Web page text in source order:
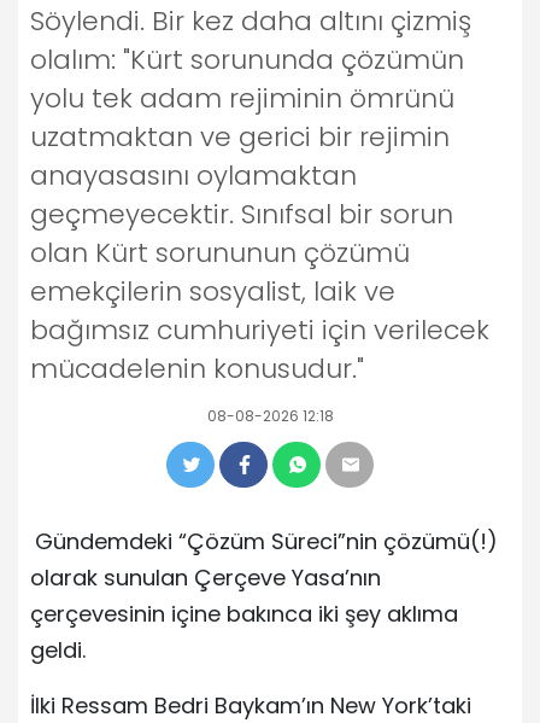
Söylendi. Bir kez daha altını çizmiş
olalım: "Kürt sorununda çözümün
yolu tek adam rejiminin ömrünü
uzatmaktan ve gerici bir rejimin
anayasasını oylamaktan
geçmeyecektir. Sınıfsal bir sorun
olan Kürt sorununun çözümü
emekçilerin sosyalist, laik ve
bağımsız cumhuriyeti için verilecek
mücadelenin konusudur."
08-08-2026 12:18
Gündemdeki “Çözüm Süreci”nin çözümü(!)
olarak sunulan Çerçeve Yasa’nın
çerçevesinin içine bakınca iki şey aklıma
geldi.
İlki Ressam Bedri Baykam’ın New York’taki